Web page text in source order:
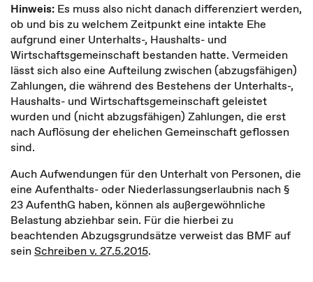
Hinweis: Es muss also nicht danach differenziert werden,
ob und bis zu welchem Zeitpunkt eine intakte Ehe
aufgrund einer Unterhalts-, Haushalts- und
Wirtschaftsgemeinschaft bestanden hatte. Vermeiden
lässt sich also eine Aufteilung zwischen (abzugsfähigen)
Zahlungen, die während des Bestehens der Unterhalts-,
Haushalts- und Wirtschaftsgemeinschaft geleistet
wurden und (nicht abzugsfähigen) Zahlungen, die erst
nach Auflösung der ehelichen Gemeinschaft geflossen
sind.
Auch Aufwendungen für den Unterhalt von Personen, die
eine Aufenthalts- oder Niederlassungserlaubnis nach §
23 AufenthG haben, können als außergewöhnliche
Belastung abziehbar sein. Für die hierbei zu
beachtenden Abzugsgrundsätze verweist das BMF auf
seinSchreiben v. 27.5.2015.